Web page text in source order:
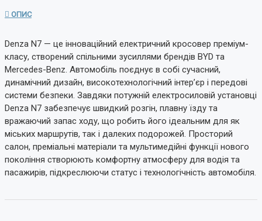
ОПИС
Denza N7 — це інноваційний електричний кросовер преміум-
класу, створений спільними зусиллями брендів BYD та
Mercedes-Benz. Автомобіль поєднує в собі сучасний,
динамічний дизайн, високотехнологічний інтер’єр і передові
системи безпеки. Завдяки потужній електросиловій установці
Denza N7 забезпечує швидкий розгін, плавну їзду та
вражаючий запас ходу, що робить його ідеальним для як
міських маршрутів, так і далеких подорожей. Просторий
салон, преміальні матеріали та мультимедійні функції нового
покоління створюють комфортну атмосферу для водія та
пасажирів, підкреслюючи статус і технологічність автомобіля.